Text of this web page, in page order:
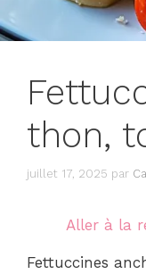
thon,
juillet 17, 2025 par
Aller à la
Fettuccines